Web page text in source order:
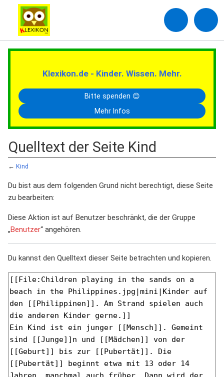
Klexikon.de - Kinder. Wissen. Mehr.
Bitte spenden 😊
Mehr Infos
Quelltext der Seite Kind
← Kind
Du bist aus dem folgenden Grund nicht berechtigt, diese Seite
zu bearbeiten:
Diese Aktion ist auf Benutzer beschränkt, die der Gruppe
„Benutzer“ angehören.
Du kannst den Quelltext dieser Seite betrachten und kopieren.